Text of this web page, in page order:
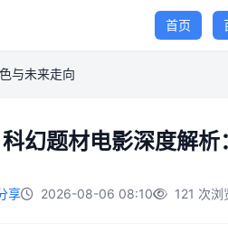
首页
与未来走向
科幻题材电影深度解
享 2026-08-06 08:10 121 次浏